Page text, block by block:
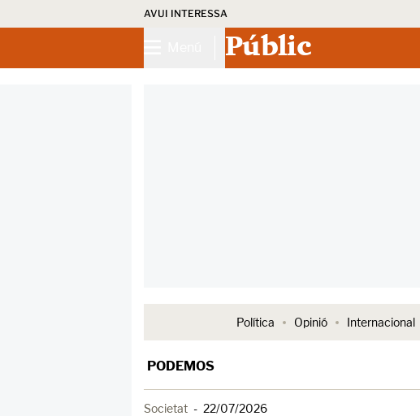
AVUI INTERESSA
Públic
Política Opinió Internacional
PODEMOS
Societat - 22/07/2026